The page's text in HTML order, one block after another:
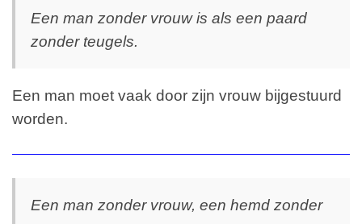
Een man zonder vrouw is als een paard
zonder teugels.
Een man moet vaak door zijn vrouw bijgestuurd
worden.
Een man zonder vrouw, een hemd zonder